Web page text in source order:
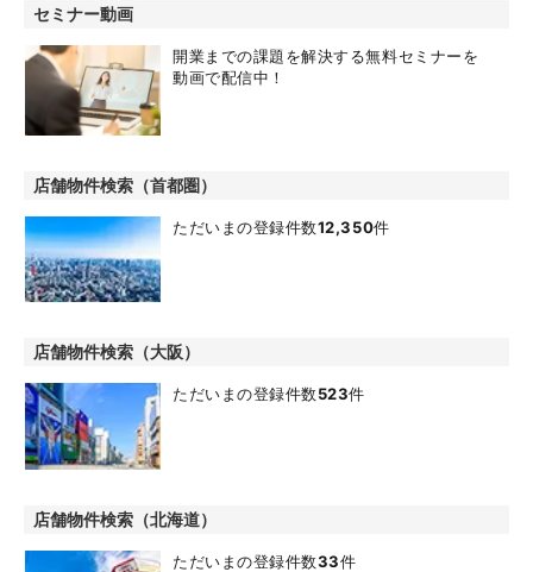
セミナー動画
開業までの課題を解決する無料セミナーを
動画で配信中！
店舗物件検索（首都圏）
ただいまの登録件数12,350件
店舗物件検索（大阪）
ただいまの登録件数523件
店舗物件検索（北海道）
ただいまの登録件数33件